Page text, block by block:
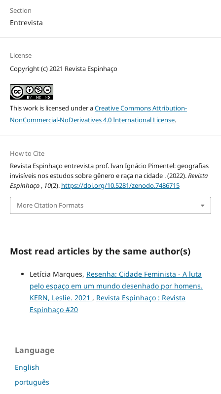
Section
Entrevista
License
Copyright (c) 2021 Revista Espinhaço
This work is licensed under aCreative Commons Attribution-
NonCommercial-NoDerivatives 4.0 International License.
How to Cite
Revista Espinhaço entrevista prof. Ivan Ignácio Pimentel: geografias
invisíveis nos estudos sobre gênero e raça na cidade . (2022).Revista
Espinhaço , 10(2). https://doi.org/10.5281/zenodo.7486715
More Citation Formats
Most read articles by the same author(s)
Letícia Marques, Resenha: Cidade Feminista - A luta
pelo espaço em um mundo desenhado por homens.
KERN, Leslie. 2021 , Revista Espinhaço : Revista
Espinhaço #20
Language
English
português